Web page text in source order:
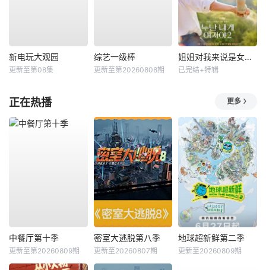
新电玩大观园
更新至第08集
综艺一级棒
更新至第20260808期
姐姐对我来说是女人2
已完结+特辑
正在热播 更多
中餐厅第十季
更新至第20260809期
密室大逃脱第八季
更新至20260807期
地球超新鲜第二季
更新至20260809期